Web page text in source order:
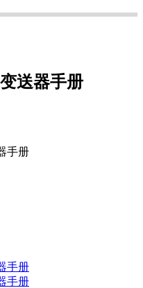
送器手册
手册
手册
手册